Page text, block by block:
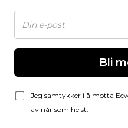
Bli
Jeg samtykker i å motta
av når som helst.